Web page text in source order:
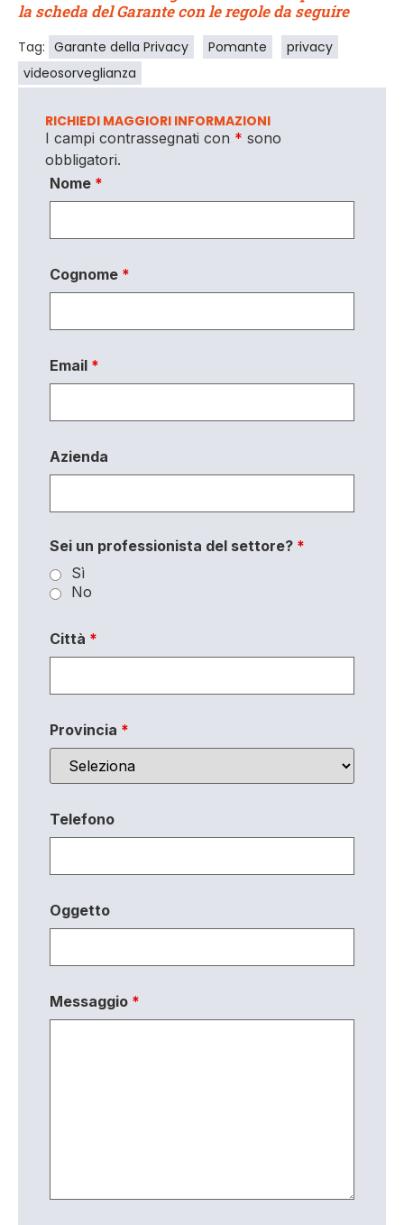
la scheda del Garante con le regole da seguire
Tag: Garante della Privacy Pomante
privacy
videosorveglianza
RICHIEDI MAGGIORI INFORMAZIONI
I campi contrassegnati con * sono
obbligatori.
Nome *
Cognome *
Email *
Azienda
Sei un professionista del settore? *
Sì
No
Città *
Provincia *
Telefono
Oggetto
Messaggio *